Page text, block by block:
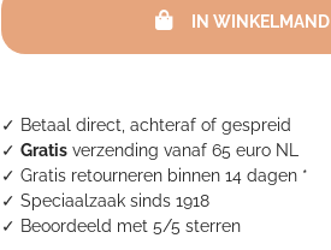
✓ Betaal direct, achteraf of gespreid
✓Gratis verzending vanaf 65 euro NL
✓ Gratis retourneren binnen 14 dagen *
✓ Speciaalzaak sinds 1918
✓ Beoordeeld met 5/5 sterren
theedoek
-
Hearts
IN WINKELMAND